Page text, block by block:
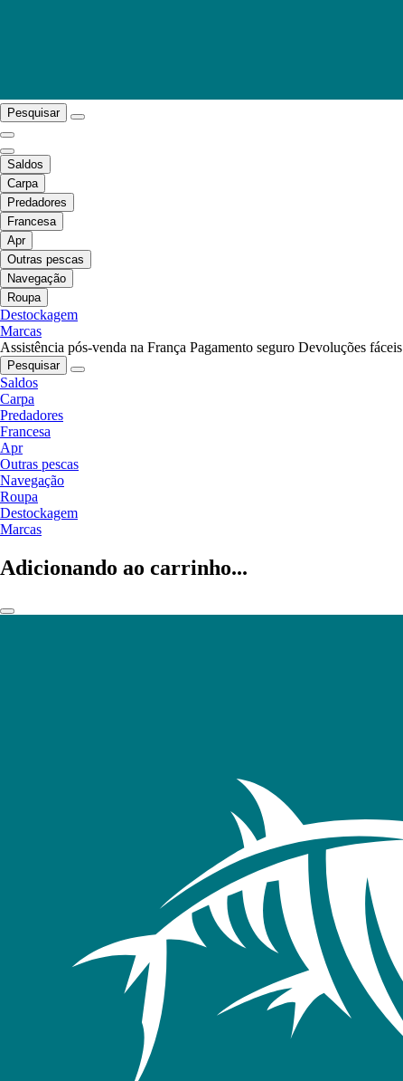
Pesquisar
Saldos
Carpa
Predadores
Francesa
Apr
Outras pescas
Navegação
Roupa
Destockagem
Marcas
Assistência pós-venda na França Pagamento seguro Devoluções fáceis
Pesquisar
Saldos
Carpa
Predadores
Francesa
Apr
Outras pescas
Navegação
Roupa
Destockagem
Marcas
Adicionando ao carrinho...